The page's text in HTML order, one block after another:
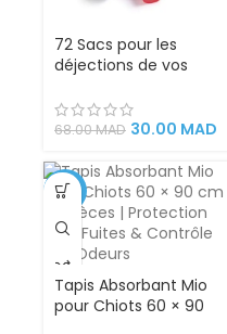
72 Sacs pour les
déjections de vos
68.00MAD 30.00 MAD
-11%
Tapis Absorbant Mio
pour Chiots 60 × 90